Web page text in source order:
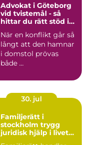
Advokat i Göteborg
vid tvistemål - så
hittar du rätt stöd i
När en konflikt går så
långt att den hamnar
i domstol prövas
både ...
30. jul
Familjerätt i
stockholm trygg
juridisk hjälp i livets